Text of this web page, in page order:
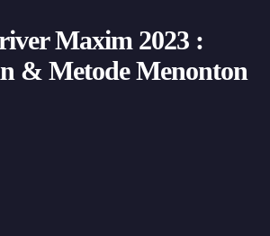
Maxim 2023 :
& Metode Menonton